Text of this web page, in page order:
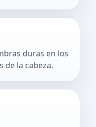
duras en los
de la cabeza.